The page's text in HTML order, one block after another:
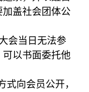
盖社会团体公
会当日无法参
以书面委托他
式向会员公开，